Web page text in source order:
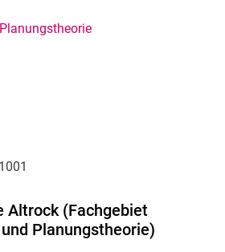
Altrock (Fachgebiet
Planungstheorie)